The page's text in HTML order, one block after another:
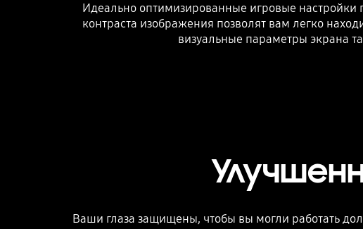
Идеально оптимизированные игровые настройки
контраста изображения позволят вам легко
визуальные параметры экрана
Ваши глаза защищены, чтобы вы могли работать